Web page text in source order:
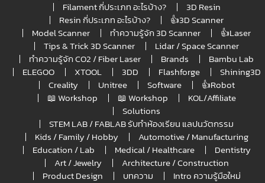
Filament กี่ประเภท อะไรบ้าง?
3D Resin
Resin กี่ประเภท อะไรบ้าง?
👍3D Scanner
Model Scanner
ทำความรู้จัก 3D Scanner
👍Laser
Tips & Trick 3D Scanner
Lidar / Space Scanner
ทำความรู้จัก CO2 / Fiber Laser
Brands
Bambu Lab
ELEGOO
XTOOL 3DD Flashforge
Shining3D
Creality
Unitree Software
👍Robot
📖 Workshop
📖 Workshop
KOL/Affiliate
Solutions
STEM LAB / FABLAB รับทำห้องเรียน แลปนวัตกรรม
Kids / Family / Hobby
Automotive / Manufacturing
Education / Lab
Medical / Healthcare
Dentistry
Art / Jewelry
Architecture / Construction
Product Design
บทความ
Intro ความรู้มือใหม่